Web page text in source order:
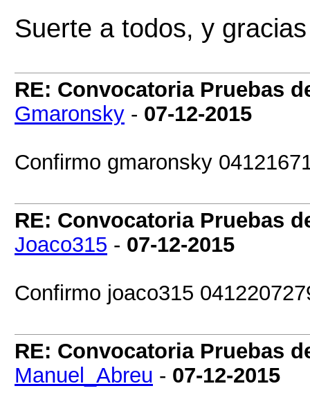
Suerte a todos, y
RE: Convocatoria Pruebas
Gmaronsky - 07-12-2015
Confirmo gmaronsky
RE: Convocatoria Pruebas
Joaco315 - 07-12-2015
Confirmo joaco315
RE: Convocatoria Pruebas
Manuel_Abreu - 07-12-2015